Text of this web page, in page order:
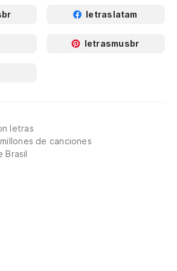
letraslatam
letrasmusbr
letras
de canciones
Brasil